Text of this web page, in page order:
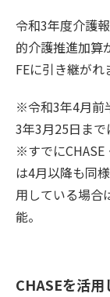
令和3年度介護
的介護推進加算
FEに引き継がれ
※令和3年4月前
3年3月25日まで
※すでにCHASE
は4月以降も同
用している場合
能。
CHASEを活